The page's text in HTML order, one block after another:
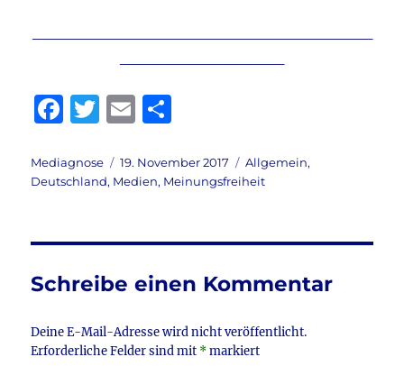
F
c
e
o
o
T
it
te
E
ai
l
le
n
Autor
Mediagnose
Veröffentlicht
am
19. November 2017 Kategorien
Allgemein,
Deutschland, Medien, Meinungsfreiheit
Schreibe einen Kommentar
Deine E-Mail-Adresse wird nicht veröffentlicht.
Erforderliche Felder sind mit *markiert